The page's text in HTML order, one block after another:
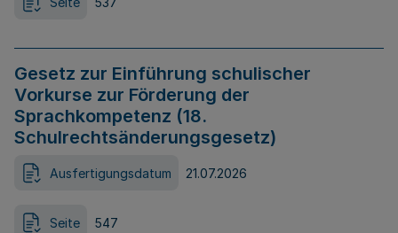
Gesetz zur Einführung schulischer
Vorkurse zur Förderung der
Sprachkompetenz (18.
Schulrechtsänderungsgesetz)
Ausfertigungsdatum 21.07.2026
Seite 547